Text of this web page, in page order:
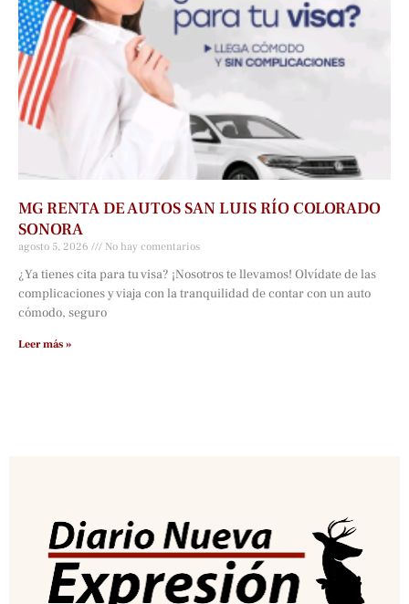
MG RENTA DE AUTOS SAN LUIS RÍO COLORADO
SONORA
agosto 5, 2026 No hay comentarios
¿Ya tienes cita para tu visa? ¡Nosotros te llevamos! Olvídate de las
complicaciones y viaja con la tranquilidad de contar con un auto
cómodo, seguro
Leer más »